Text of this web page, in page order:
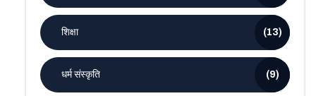
शिक्षा (13)
धर्म संस्कृति (9)